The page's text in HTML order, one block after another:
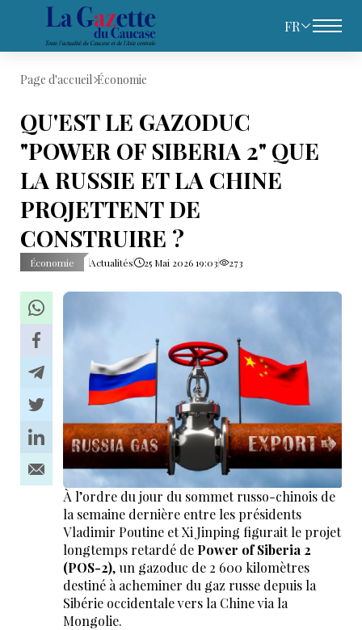
FR
Page d'accueil Économie
QU'EST LE GAZODUC
"POWER OF SIBERIA 2" QUE
LA RUSSIE ET LA CHINE
PROJETTENT DE
CONSTRUIRE ?
Économie Actualités 25 Mai 2026 19:03 273
À l’ordre du jour du sommet russo-chinois de
la semaine dernière entre les présidents
Vladimir Poutine et Xi Jinping figurait le projet
longtemps retardé de Power of Siberia 2
(POS-2), un gazoduc de 2 600 kilomètres
destiné à acheminer du gaz russe depuis la
Sibérie occidentale vers la Chine via la
Mongolie.